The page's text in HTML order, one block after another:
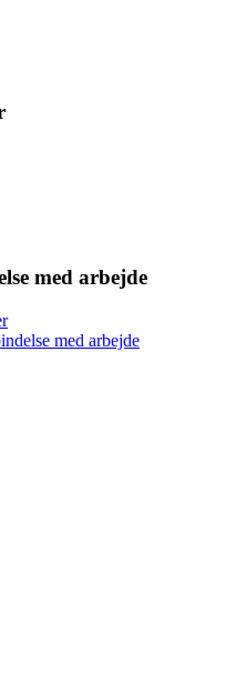
med arbejde
med arbejde